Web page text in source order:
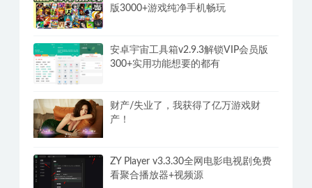
版3000+游戏纯净手机畅玩
安卓宇宙工具箱v2.9.3解锁VIP会员版
300+实用功能想要的都有
财产/失业了，我获得了亿万游戏财
产！
ZY Player v3.3.30全网电影电视剧免费
看聚合播放器+视频源